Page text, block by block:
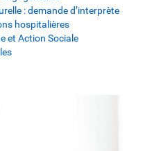
: demande d’interprète
hospitalières
et Action Sociale